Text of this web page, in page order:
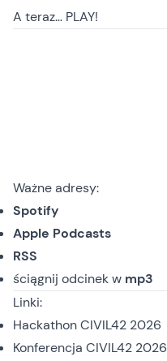
A teraz… PLAY!
Ważne adresy:
Spotify
Apple Podcasts
RSS
ściągnij odcinekw mp3
Linki:
Hackathon CIVIL42 2026
Konferencja CIVIL42 2026